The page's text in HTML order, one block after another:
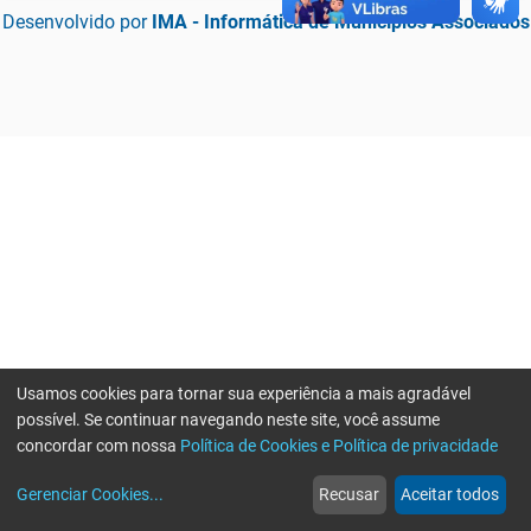
Desenvolvido por IMA - Informática de Municípios Associados
web
Notícias
more_horiz
Mais
Usamos cookies para tornar sua experiência a mais agradável
possível. Se continuar navegando neste site, você assume
concordar com nossa Política de Cookies e Política de privacidade
Gerenciar Cookies... Recusar Aceitar todos
Erro ao enviar informações, por favor tente novamente